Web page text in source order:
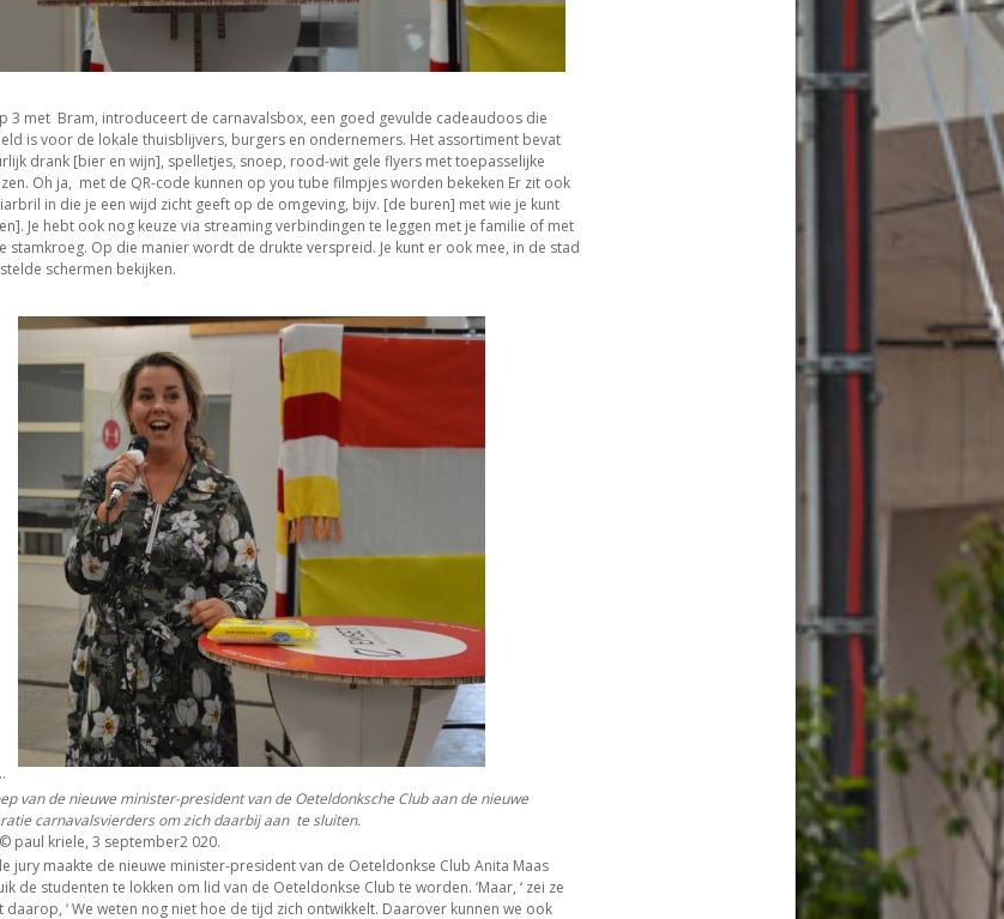
3 met Bram, introduceert de carnavalsbox, een goed gevulde cadeaudoos die
is voor de lokale thuisblijvers, burgers en ondernemers. Het assortiment bevat
drank [bier en wijn], spelletjes, snoep, rood-wit gele flyers met toepasselijke
Oh ja, met de QR-code kunnen op you tube filmpjes worden bekeken Er zit ook
in die je een wijd zicht geeft op de omgeving, bijv. [de buren] met wie je kunt
Je hebt ook nog keuze via streaming verbindingen te leggen met je familie of met
stamkroeg. Op die manier wordt de drukte verspreid. Je kunt er ook mee, in de stad
schermen bekijken.
van de nieuwe minister-president van de Oeteldonksche Club aan de nieuwe
carnavalsvierders om zich daarbij aan te sluiten.
paul kriele, 3 september2 020.
jury maakte de nieuwe minister-president van de Oeteldonkse Club Anita Maas
de studenten te lokken om lid van de Oeteldonkse Club te worden. ‘Maar, ‘ zei ze
daarop, ‘ We weten nog niet hoe de tijd zich ontwikkelt. Daarover kunnen we ook